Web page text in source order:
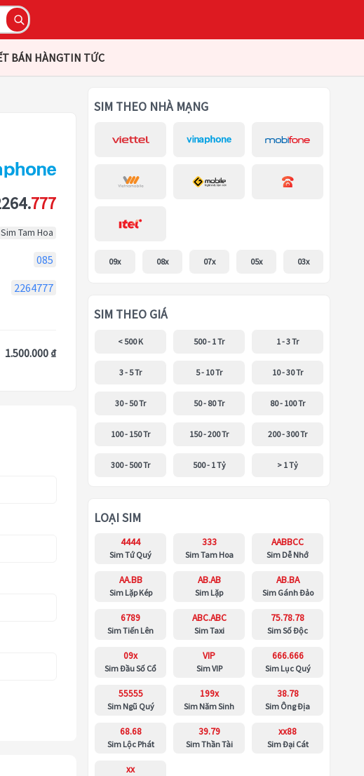
BÁN HÀNGTIN TỨC
777
Sim Tam Hoa
085
2264777
1.500.000 ₫
SIM THEO NHÀ MẠNG
09x 08x 07x 05x 03x
SIM THEO GIÁ
< 500 K 500 - 1 Tr 1 - 3 Tr
3 - 5 Tr 5 - 10 Tr 10 - 30 Tr
30 - 50 Tr 50 - 80 Tr 80 - 100 Tr
100 - 150 Tr 150 - 200 Tr 200 - 300 Tr
300 - 500 Tr 500 - 1 Tỷ > 1 Tỷ
LOẠI SIM
4444
Sim Tứ Quý
333
Sim Tam Hoa
AABBCC
Sim Dễ Nhớ
AA.BB
Sim Lặp Kép
AB.AB
Sim Lặp
AB.BA
Sim Gánh Đảo
6789
Sim Tiến Lên
ABC.ABC
Sim Taxi
75.78.78
Sim Số Độc
09x
Sim Đầu Số Cổ
VIP
Sim VIP
666.666
Sim Lục Quý
55555
Sim Ngũ Quý
199x
Sim Năm Sinh
38.78
Sim Ông Địa
68.68
Sim Lộc Phát
39.79
Sim Thần Tài
xx88
Sim Đại Cát
xx